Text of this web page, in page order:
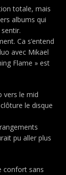
totale, mais
albums qui
Ca s’entend
avec Mikael
Flame » est
vers le mid
le disque
pu aller plus
confort sans